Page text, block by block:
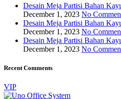
Desain Meja Partisi Bahan
December 1, 2023 No
Desain Meja Partisi Bahan
December 1, 2023 No
Desain Meja Partisi Bahan
December 1, 2023 No
Recent Comments
VIP